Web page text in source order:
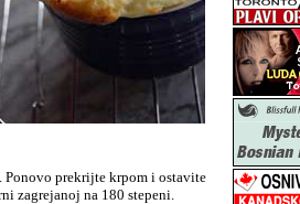
Ponovo prekrijte krpom i ostavite
zagrejanoj na 180 stepeni.